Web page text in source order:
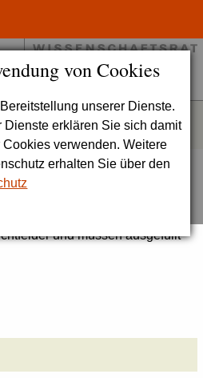
von Cookies
unserer Dienste.
Dienste erklären Sie sich damit
verwenden. Weitere
erhalten Sie über den
und müssen ausgefüllt